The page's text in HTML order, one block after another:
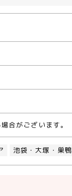
合がございます。
池袋・大塚・巣鴨